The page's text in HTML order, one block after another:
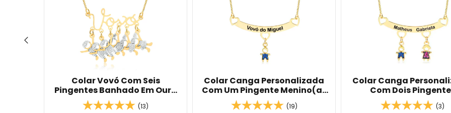
Colar Vovó Com Seis
Pingentes Banhado Em Ouro
18K
(13)
Colar Canga Personalizada
Com Um Pingente Menino(a)
Com Zircônias Azul ou Rubi
Banhado Em Ouro 18K
(19)
Colar Canga
Com Dois
Menino(a) com
ou Rubi Banhado Em(3)